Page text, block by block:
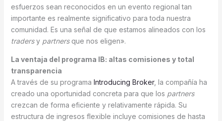
esfuerzos sean reconocidos en un evento regional tan
importante es realmente significativo para toda nuestra
comunidad. Es una señal de que estamos alineados con los
tradersy partners que nos eligen».
La ventaja del programa IB: altas comisiones y total
transparencia
A través de su programa Introducing Broker, la compañía ha
creado una oportunidad concreta para que los partners
crezcan de forma eficiente y relativamente rápida. Su
estructura de ingresos flexible incluye comisiones de hasta